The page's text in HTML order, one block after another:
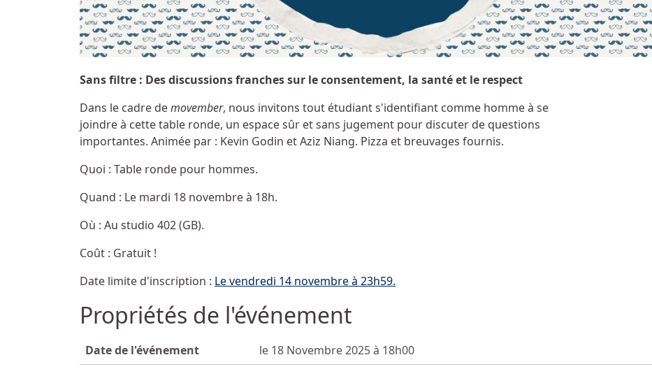
Sans filtre : Des discussions franches sur le consentement, la santé et le respect
Dans le cadre demovember, nous invitons tout étudiant s'identifiant comme homme à se
joindre à cette table ronde, un espace sûr et sans jugement pour discuter de questions
importantes. Animée par : Kevin Godin et Aziz Niang. Pizza et breuvages fournis.
Quoi : Table ronde pour hommes.
Quand : Le mardi 18 novembre à 18h.
Où : Au studio 402 (GB).
Coût : Gratuit !
Date limite d'inscription : Le vendredi 14 novembre à 23h59.
Propriétés de l'événement
Date de l'événement
le 18 Novembre 2025 à 18h00